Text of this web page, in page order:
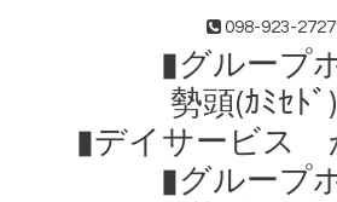
098-923-2727
▮グループホ
勢頭(ｶﾐｾﾄ
▮デイサービス
▮グループホ